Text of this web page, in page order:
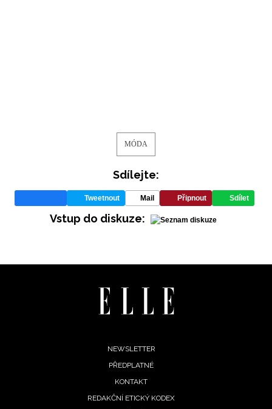
ODESLAT
Vašimi údaji pracovat zejména k organizaci a
vyhodnocení akce a zasílání novinek.
zpracováním údajů k tomuto účelu podle
soukromí BurdaMedia Extra s.r.o.
MÓDA
Sdílejte:
Tweetnout Mail Připnout Sdílet
Vstup do diskuze:
NEWSLETTER
PŘEDPLATNÉ
KONTAKT
REDAKČNÍ ETICKÝ KODEX